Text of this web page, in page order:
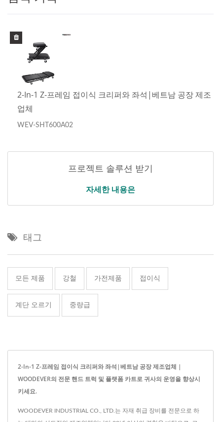
2-In-1 Z-프레임 접이식 크리퍼와 좌석|베트남 공장 제조
업체
WEV-SHT600A02
프로젝트 솔루션 받기
자세한 내용은
태그
모든 제품 강철 가전제품 접이식
계단 오르기 중량급
2-In-1 Z-프레임 접이식 크리퍼와 좌석|베트남 공장 제조업체 |
WOODEVER의 전문 핸드 트럭 및 플랫폼 카트로 귀사의 운영을 향상시
키세요.
WOODEVER INDUSTRIAL CO., LTD.는 자재 취급 장비를 전문으로 하